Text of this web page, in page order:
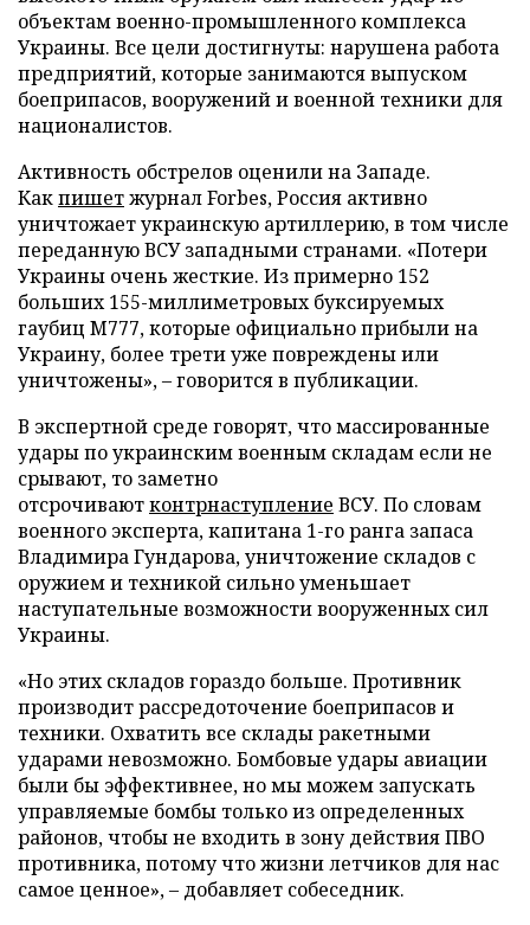
объектам военно-промышленного комплекса
Украины. Все цели достигнуты: нарушена работа
предприятий, которые занимаются выпуском
боеприпасов, вооружений и военной техники для
националистов.
Активность обстрелов оценили на Западе.
Какпишетжурнал Forbes, Россия активно
уничтожает украинскую артиллерию, в том числе
переданную ВСУ западными странами. «Потери
Украины очень жесткие. Из примерно 152
больших 155-миллиметровых буксируемых
гаубиц M777, которые официально прибыли на
Украину, более трети уже повреждены или
уничтожены», – говорится в публикации.
В экспертной среде говорят, что массированные
удары по украинским военным складам если не
срывают, то заметно
отсрочиваютконтрнаступление ВСУ. По словам
военного эксперта, капитана 1-го ранга запаса
Владимира Гундарова, уничтожение складов с
оружием и техникой сильно уменьшает
наступательные возможности вооруженных сил
Украины.
«Но этих складов гораздо больше. Противник
производит рассредоточение боеприпасов и
техники. Охватить все склады ракетными
ударами невозможно. Бомбовые удары авиации
были бы эффективнее, но мы можем запускать
управляемые бомбы только из определенных
районов, чтобы не входить в зону действия ПВО
противника, потому что жизни летчиков для нас
самое ценное», – добавляет собеседник.